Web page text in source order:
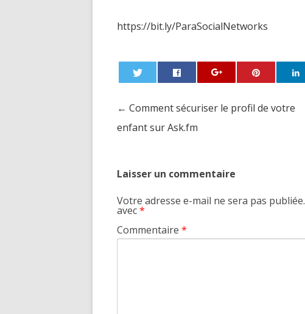
https://bit.ly/ParaSocialNetworks
Post navigation
← Comment sécuriser le profil de votre
enfant sur Ask.fm
Laisser un commentaire
Votre adresse e-mail ne sera pas publiée.
avec*
Commentaire *